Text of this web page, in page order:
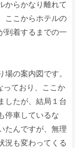
からかなり離れて
ここからホテルの
到着するまでの一
の案内図です。
っており、ここか
したが、結局１台
停車しているな
たんですが、無理
況も変わってくる